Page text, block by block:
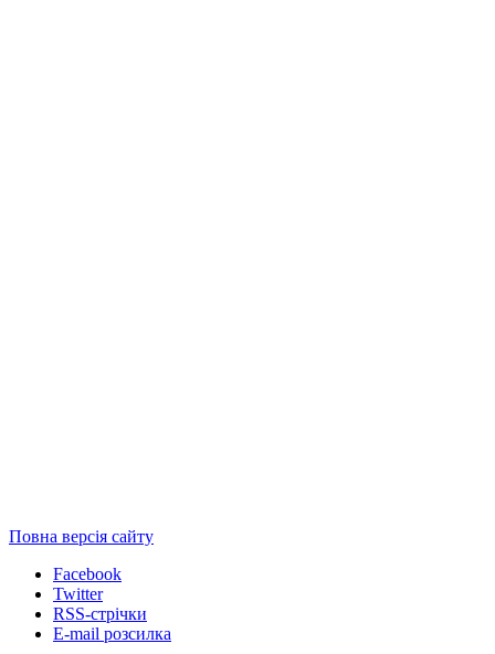
Повна версія сайту
Facebook
Twitter
RSS-стрічки
E-mail розсилка